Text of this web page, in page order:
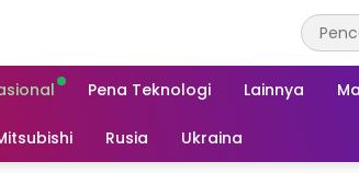
Pena Teknologi Lainnya
Rusia Ukraina